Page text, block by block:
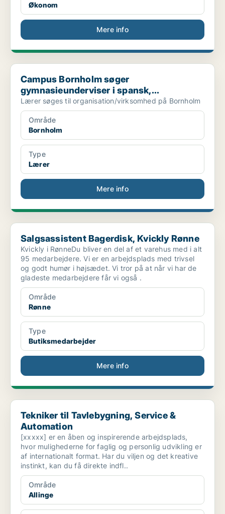
Økonom
Mere info
Campus Bornholm søger gymnasieunderviser i spansk,...
Campus Bornholm søger
gymnasieunderviser i spansk,...
Lærer søges til organisation/virksomhed på Bornholm
Område
Bornholm
Type
Lærer
Mere info
Salgsassistent Bagerdisk, Kvickly Rønne
Salgsassistent Bagerdisk, Kvickly Rønne
Kvickly i RønneDu bliver en del af et varehus med i alt
95 medarbejdere. Vi er en arbejdsplads med trivsel
og godt humør i højsædet. Vi tror på at når vi har de
gladeste medarbejdere får vi også .
Område
Rønne
Type
Butiksmedarbejder
Mere info
Tekniker til Tavlebygning, Service & Automation
Tekniker til Tavlebygning, Service &
Automation
[xxxxx] er en åben og inspirerende arbejdsplads,
hvor mulighederne for faglig og personlig udvikling er
af internationalt format. Har du viljen og det kreative
instinkt, kan du få direkte indfl..
Område
Allinge